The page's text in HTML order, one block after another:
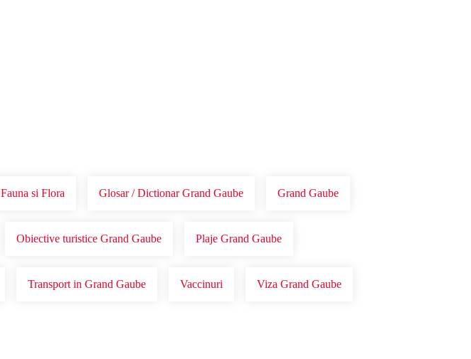
Fauna si Flora Glosar / Dictionar Grand Gaube Grand Gaube
Obiective turistice Grand Gaube Plaje Grand Gaube
Transport in Grand Gaube Vaccinuri Viza Grand Gaube